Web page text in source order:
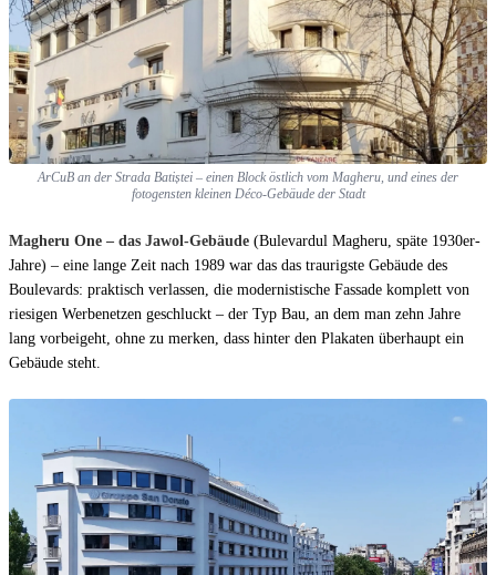
ArCuB an der Strada Batiștei – einen Block östlich vom Magheru, und eines der
fotogensten kleinen Déco-Gebäude der Stadt
Magheru One – das Jawol-Gebäude (Bulevardul Magheru, späte 1930er-
Jahre) – eine lange Zeit nach 1989 war das das traurigste Gebäude des
Boulevards: praktisch verlassen, die modernistische Fassade komplett von
riesigen Werbenetzen geschluckt – der Typ Bau, an dem man zehn Jahre
lang vorbeigeht, ohne zu merken, dass hinter den Plakaten überhaupt ein
Gebäude steht.